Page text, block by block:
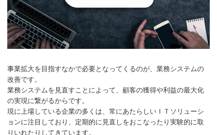
事業拡大を目指すなかで必要となってくるのが、業務システムの
改善です。
業務システムを見直すことによって、顧客の獲得や利益の最大化
の実現に繋がるからです。
現に上場している企業の多くは、 常にあたらしいＩＴソリューシ
ョンに注目しており、定期的に見直しをおこなったり実験的に取
りいれたりしてきています。